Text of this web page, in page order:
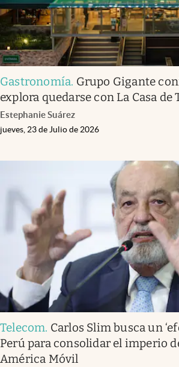
Gastronomía. Grupo Gigante
explora quedarse con La Casa de
Estephanie Suárez
jueves, 23 de Julio de 2026
Telecom. Carlos Slim busca un
Perú para consolidar el imperio
América Móvil